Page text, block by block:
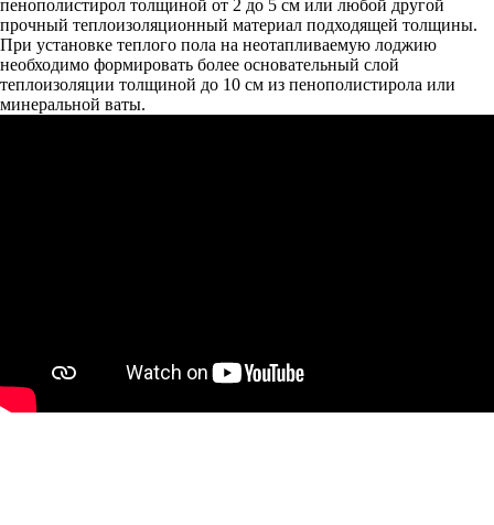
пенополистирол толщиной от 2 до 5 см или любой другой
прочный теплоизоляционный материал подходящей толщины.
При установке теплого пола на неотапливаемую лоджию
необходимо формировать более основательный слой
теплоизоляции толщиной до 10 см из пенополистирола или
минеральной ваты.